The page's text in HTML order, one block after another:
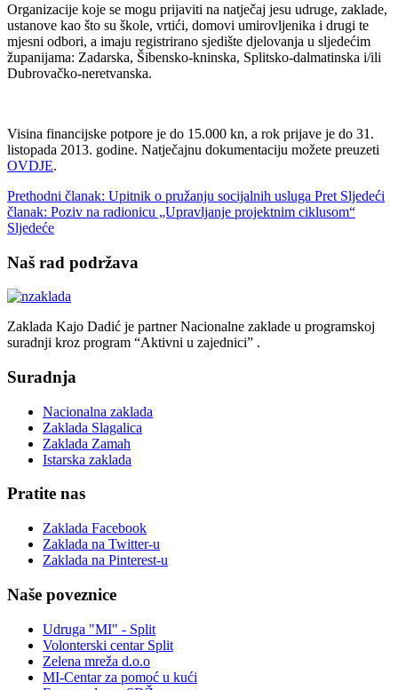
Organizacije koje se mogu prijaviti na natječaj jesu udruge, zaklade,
ustanove kao što su škole, vrtići, domovi umirovljenika i drugi te
mjesni odbori, a imaju registrirano sjedište djelovanja u sljedećim
županijama: Zadarska, Šibensko-kninska, Splitsko-dalmatinska i/ili
Dubrovačko-neretvanska.
Visina financijske potpore je do 15.000 kn, a rok prijave je do 31.
listopada 2013. godine. Natječajnu dokumentaciju možete preuzeti
OVDJE.
Prethodni članak: Upitnik o pružanju socijalnih usluga Pret Sljedeći
članak: Poziv na radionicu „Upravljanje projektnim ciklusom“
Sljedeće
Naš rad podržava
Zaklada Kajo Dadić je partner Nacionalne zaklade u programskoj
suradnji kroz program “Aktivni u zajednici” .
Suradnja
Nacionalna zaklada
Zaklada Slagalica
Zaklada Zamah
Istarska zaklada
Pratite nas
Zaklada Facebook
Zaklada na Twitter-u
Zaklada na Pinterest-u
Naše poveznice
Udruga "MI" - Split
Volonterski centar Split
Zelena mreža d.o.o
MI-Centar za pomoć u kući